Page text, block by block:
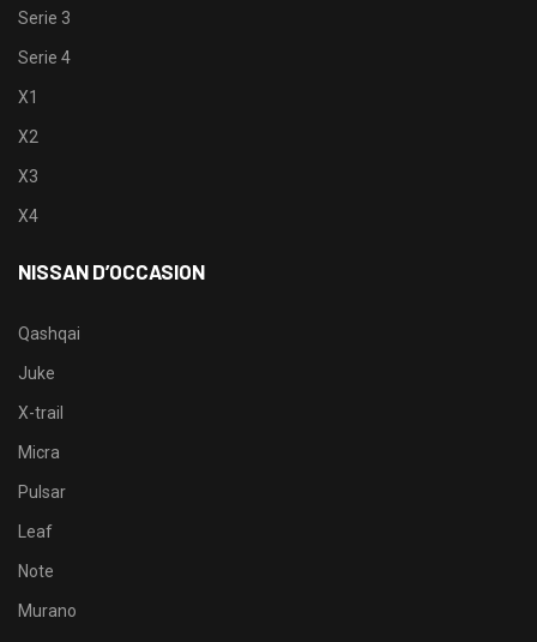
Serie 3
Serie 4
X1
X2
X3
X4
NISSAN D’OCCASION
Qashqai
Juke
X-trail
Micra
Pulsar
Leaf
Note
Murano